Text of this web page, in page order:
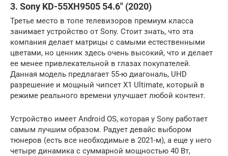
3. Sony KD-55XH9505 54.6″ (2020)
Третье место в топе телевизоров премиум класса
занимает устройство от Sony. Стоит знать, что эта
компания делает матрицы с самыми естественными
цветами, но ценник здесь очень высокий, что и делает
ее менее привлекательной в глазах покупателей.
Данная модель предлагает 55-ю диагональ, UHD
разрешение и мощный чипсет X1 Ultimate, который в
режиме реального времени улучшает любой контент.
Устройство имеет Android OS, которая у Sony работает
самым лучшим образом. Радует девайс выбором
тюнеров (есть все необходимые в 2021-м), а еще у него
четыре динамика с суммарной мощностью 40 Вт,